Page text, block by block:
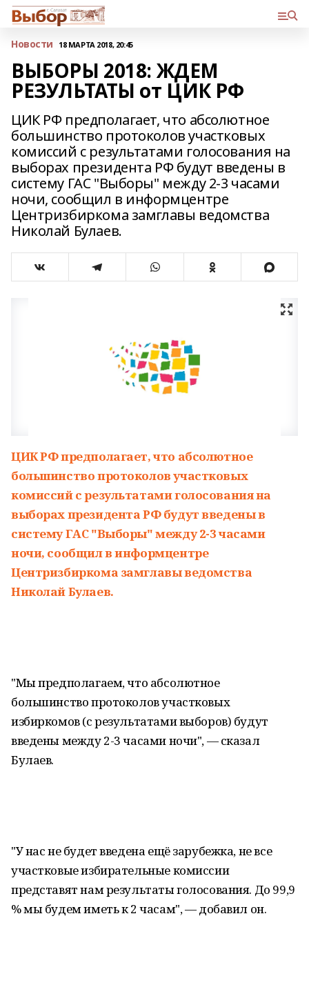
Новости 18 МАРТА 2018, 20:45
ВЫБОРЫ 2018: ЖДЕМ
РЕЗУЛЬТАТЫ от ЦИК РФ
ЦИК РФ предполагает, что абсолютное
большинство протоколов участковых
комиссий с результатами голосования на
выборах президента РФ будут введены в
систему ГАС "Выборы" между 2-3 часами
ночи, сообщил в информцентре
Центризбиркома замглавы ведомства
Николай Булаев.
ЦИК РФ предполагает, что абсолютное
большинство протоколов участковых
комиссий с результатами голосования на
выборах президента РФ будут введены в
систему ГАС "Выборы" между 2-3 часами
ночи, сообщил в информцентре
Центризбиркома замглавы ведомства
Николай Булаев.
"Мы предполагаем, что абсолютное
большинство протоколов участковых
избиркомов (с результатами выборов) будут
введены между 2-3 часами ночи", — сказал
Булаев.
"У нас не будет введена ещё зарубежка, не все
участковые избирательные комиссии
представят нам результаты голосования. До 99,9
% мы будем иметь к 2 часам", — добавил он.